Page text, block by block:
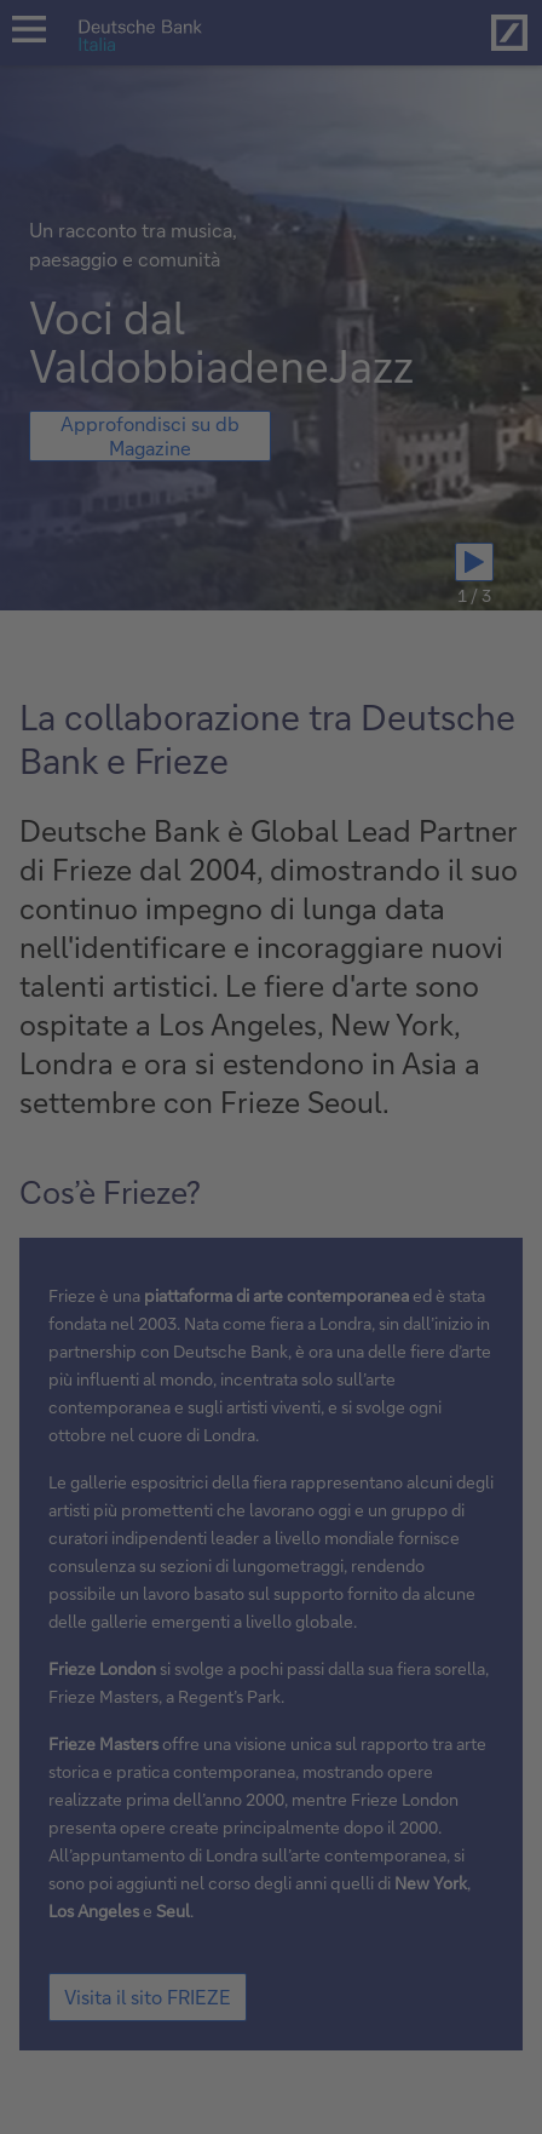
open
Un racconto tra musica,
paesaggio e comunità
Voci dal
ValdobbiadeneJazz
Approfondisci
su
db
Approfondisci su db
Magazine
1 / 3
La collaborazione tra Deutsche
Bank e Frieze
Deutsche Bank è Global Lead Partner
di Frieze dal 2004, dimostrando il suo
continuo impegno di lunga data
nell'identificare e incoraggiare nuovi
talenti artistici. Le fiere d'arte sono
ospitate a Los Angeles, New York,
Londra e ora si estendono in Asia a
settembre con Frieze Seoul.
Cos’è Frieze?
Frieze è una piattaforma di arte contemporanea ed è stata
fondata nel 2003. Nata come fiera a Londra, sin dall’inizio in
partnership con Deutsche Bank, è ora una delle fiere d’arte
più influenti al mondo, incentrata solo sull’arte
contemporanea e sugli artisti viventi, e si svolge ogni
ottobre nel cuore di Londra.
Le gallerie espositrici della fiera rappresentano alcuni degli
artisti più promettenti che lavorano oggi e un gruppo di
curatori indipendenti leader a livello mondiale fornisce
consulenza su sezioni di lungometraggi, rendendo
possibile un lavoro basato sul supporto fornito da alcune
delle gallerie emergenti a livello globale.
Frieze London si svolge a pochi passi dalla sua fiera sorella,
Frieze Masters, a Regent’s Park.
Frieze Masters offre una visione unica sul rapporto tra arte
storica e pratica contemporanea, mostrando opere
realizzate prima dell’anno 2000, mentre Frieze London
presenta opere create principalmente dopo il 2000.
All’appuntamento di Londra sull’arte contemporanea, si
sono poi aggiunti nel corso degli anni quelli di New York,
Los Angeles e Seul.
Visita
il
sito
FRIEZE
Visita il sito FRIEZE